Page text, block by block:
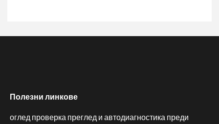
Полезни линкове
оглед проверка преглед и автодиагностика преди